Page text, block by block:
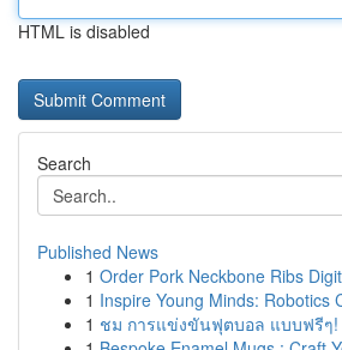
HTML is disabled
Search
Published News
1 Order Pork Neckbone Ribs
1 Inspire Young Minds: Robotics
1 ชม การแข่งขันฟุตบอล แบบฟรีๆ!